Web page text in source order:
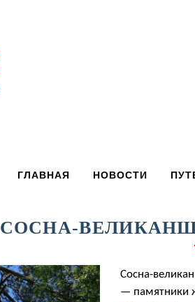
ГЛАВНАЯ НОВОСТИ
СОСНА-
Сосна-
— памятники